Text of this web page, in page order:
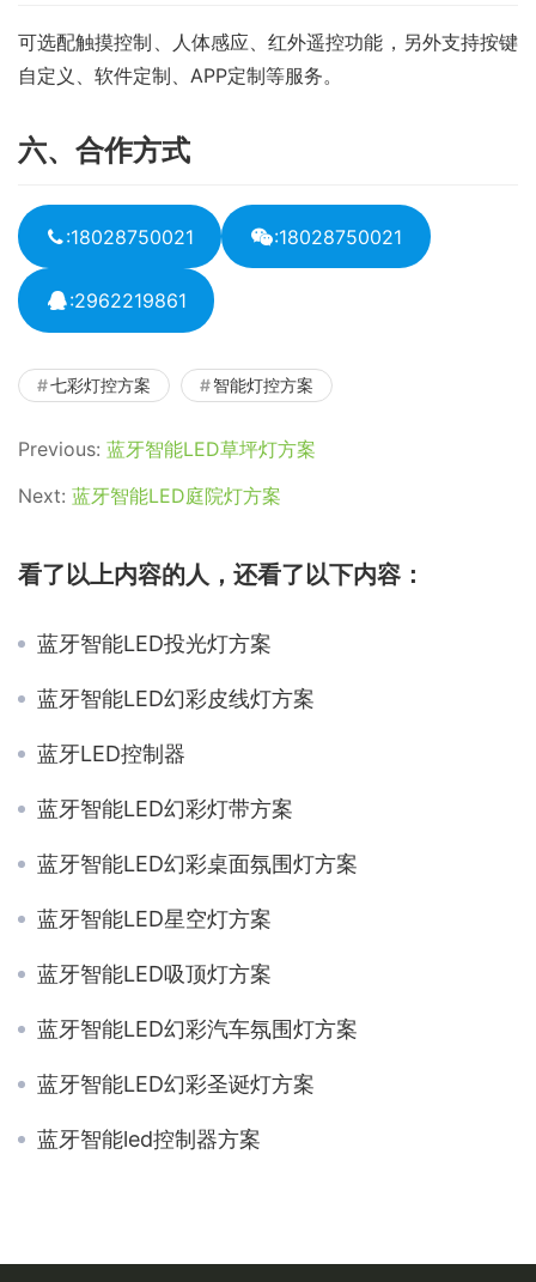
可选配触摸控制、人体感应、红外遥控功能，另外支持按键
自定义、软件定制、APP定制等服务。
六、合作方式
:18028750021 :18028750021
:2962219861
七彩灯控方案 智能灯控方案
Previous: 蓝牙智能LED草坪灯方案
Next: 蓝牙智能LED庭院灯方案
看了以上内容的人，还看了以下内容：
蓝牙智能LED投光灯方案
蓝牙智能LED幻彩皮线灯方案
蓝牙LED控制器
蓝牙智能LED幻彩灯带方案
蓝牙智能LED幻彩桌面氛围灯方案
蓝牙智能LED星空灯方案
蓝牙智能LED吸顶灯方案
蓝牙智能LED幻彩汽车氛围灯方案
蓝牙智能LED幻彩圣诞灯方案
蓝牙智能led控制器方案